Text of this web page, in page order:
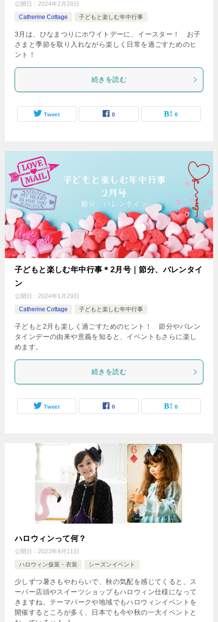
公開日： 2024年2月28日
Catherine Cottage
子どもと楽しむ年中行事
3月は、ひなまつりにホワイトデーに、イースター！ お子
さまと季節を取り入れながら楽しく日常を過ごすためのヒ
ント！
続きを読む
Tweet 0 0
子どもと楽しむ年中行事＊2月号｜節分、バレンタイ
ン
公開日： 2024年1月29日
Catherine Cottage
子どもと楽しむ年中行事
子どもと2月も楽しく過ごすためのヒント！ 節分やバレン
タインデーの由来や意義を知ると、イベントもさらに楽し
めます。
続きを読む
Tweet 0 0
ハロウィンって何？
公開日： 2023年9月11日
ハロウィン仮装・衣装
シーズンイベント
少しずつ暑さもやわらいで、秋の気配を感じてくると、ス
ーパー店頭やスイーツショップもハロウィン仕様になって
きますね。テーマパークや地域でもハロウィンイベントを
開催するところが多く、日本でも今や秋の一大イベントと